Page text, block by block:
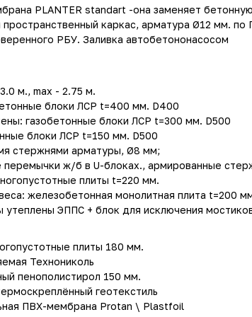
PLANTER standart -она заменяет
каркас, арматура Ø12 мм. по
РБУ. Заливка автобетононасосом
м., max - 2.75 м.
блоки ЛСР t=400 мм. D400
газобетонные блоки ЛСР t=300 мм. D500
блоки ЛСР t=150 мм. D500
стержнями арматуры, Ø8 мм;
перемычки ж/б в U-блоках., армированные
плиты t=220 мм.
железобетонная монолитная плита t=200
ЭППС + блок для исключения
плиты 180 мм.
Технониколь
пенополистирол 150 мм.
геотекстиль
ПВХ-мембрана Protan \ Plastfoil